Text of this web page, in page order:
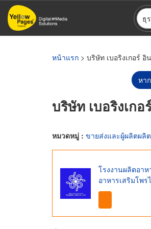
ข้าม
ไป
ธุ
หน้าแรก > บริษัท เบอริงเกอร์
หา
บริษัท เบอริงเก
หมวดหมู่ : ขายส่งและผู้ผลิตผ
โรงงานผลิตอาห
อาหารเสริมโพ